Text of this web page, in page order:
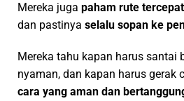
Mereka juga paham rute tercepat
dan pastinya selalu sopan ke
Mereka tahu kapan harus santai
nyaman, dan kapan harus gerak
cara yang aman dan